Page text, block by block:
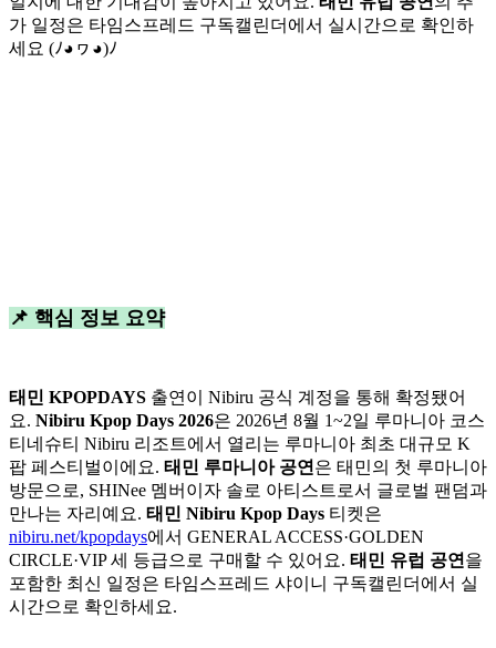
가 일정은 타임스프레드 구독캘린더에서 실시간으로 확인하
세요 (ﾉ◕ヮ◕)ﾉ
📌 핵심 정보 요약
태민 KPOPDAYS 출연이 Nibiru 공식 계정을 통해 확정됐어
요. Nibiru Kpop Days 2026은 2026년 8월 1~2일 루마니아 코스
티네슈티 Nibiru 리조트에서 열리는 루마니아 최초 대규모 K
팝 페스티벌이에요. 태민 루마니아 공연은 태민의 첫 루마니아
방문으로, SHINee 멤버이자 솔로 아티스트로서 글로벌 팬덤과
만나는 자리예요. 태민 Nibiru Kpop Days 티켓은
nibiru.net/kpopdays에서 GENERAL ACCESS·GOLDEN
CIRCLE·VIP 세 등급으로 구매할 수 있어요. 태민 유럽 공연을
포함한 최신 일정은 타임스프레드 샤이니 구독캘린더에서 실
시간으로 확인하세요.